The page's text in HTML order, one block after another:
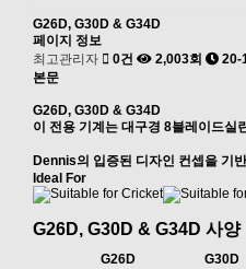
G26D, G30D & G34D
페이지 정보
최고관리자
0건 2,003회
20-
본문
G26D, G30D & G34D
이 전용 기계는 대구경 8블레이드실
Dennis의 입증된 디자인 컨셉을 기
Ideal For
G26D, G30D & G34D 사양
G26D G30D